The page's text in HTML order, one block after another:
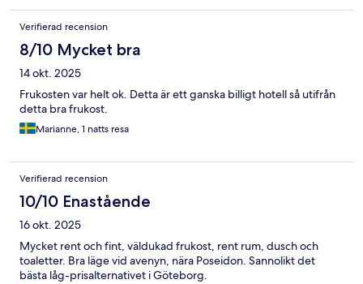
Verifierad recension
8/10 Mycket bra
14 okt. 2025
Frukosten var helt ok. Detta är ett ganska billigt hotell så utifrån
detta bra frukost.
Marianne, 1 natts resa
Verifierad recension
10/10 Enastående
16 okt. 2025
Mycket rent och fint, väldukad frukost, rent rum, dusch och
toaletter. Bra läge vid avenyn, nära Poseidon. Sannolikt det
bästa låg-prisalternativet i Göteborg.